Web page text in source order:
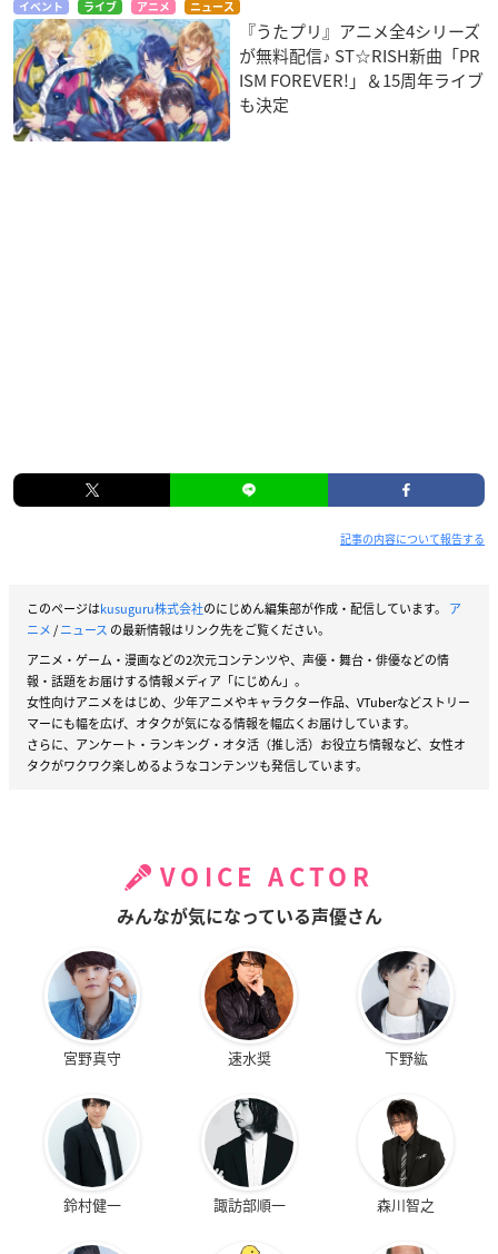
イベント ライブ アニメ ニュース
『うたプリ』アニメ全4シリーズ
が無料配信♪ ST☆RISH新曲「PR
ISM FOREVER!」＆15周年ライブ
も決定
記事の内容について報告する
このページはkusuguru株式会社のにじめん編集部が作成・配信しています。 ア
ニメ/ニュース の最新情報はリンク先をご覧ください。
アニメ・ゲーム・漫画などの2次元コンテンツや、声優・舞台・俳優などの情
報・話題をお届けする情報メディア「にじめん」。
女性向けアニメをはじめ、少年アニメやキャラクター作品、VTuberなどストリー
マーにも幅を広げ、オタクが気になる情報を幅広くお届けしています。
さらに、アンケート・ランキング・オタ活（推し活）お役立ち情報など、女性オ
タクがワクワク楽しめるようなコンテンツも発信しています。
VOICE ACTOR
みんなが気になっている声優さん
宮野真守 速水奨 下野紘
鈴村健一 諏訪部順一 森川智之